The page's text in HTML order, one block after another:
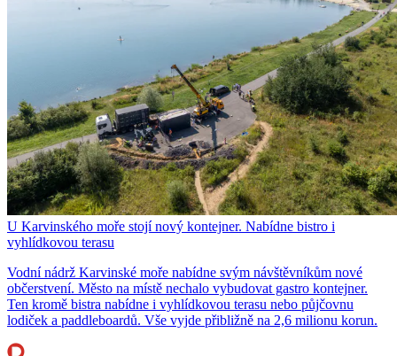
U Karvinského moře stojí nový kontejner. Nabídne bistro i
vyhlídkovou terasu
Vodní nádrž Karvinské moře nabídne svým návštěvníkům nové
občerstvení. Město na místě nechalo vybudovat gastro kontejner.
Ten kromě bistra nabídne i vyhlídkovou terasu nebo půjčovnu
lodiček a paddleboardů. Vše vyjde přibližně na 2,6 milionu korun.